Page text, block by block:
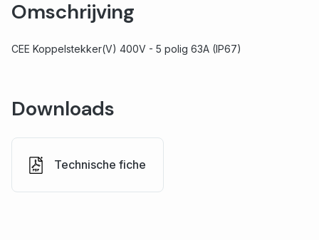
Omschrijving
CEE Koppelstekker(V) 400V - 5 polig 63A (IP67)
Downloads
Technische fiche